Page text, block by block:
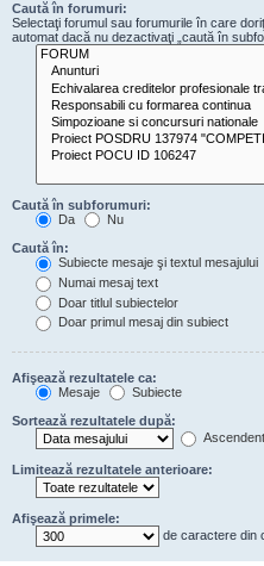
Caută în forumuri:
Selectaţi forumul sau forumurile în care
automat dacă nu dezactivaţi „caută în
Caută în subforumuri:
Da
Nu
Caută în:
Subiecte mesaje şi textul mesajului
Numai mesaj text
Doar titlul subiectelor
Doar primul mesaj din subiect
Afişează rezultatele ca:
Mesaje
Subiecte
Sortează rezultatele după:
Ascendent
Limitează rezultatele anterioare:
Afişează primele:
de caractere din